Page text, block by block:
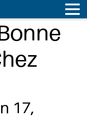
17,